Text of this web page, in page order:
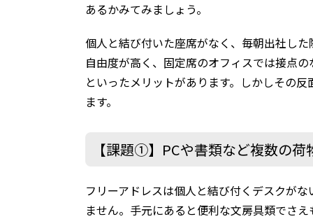
あるかみてみましょう。
個人と結び付いた座席がなく、毎朝出社し
自由度が高く、固定席のオフィスでは接点
といったメリットがあります。しかしその
ます。
【課題①】PCや書類など複数の
フリーアドレスは個人と結び付くデスクが
ません。手元にあると便利な文房具類でさ